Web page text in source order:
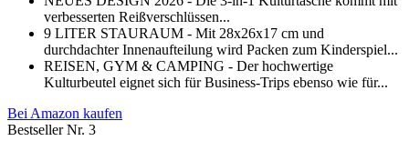
verbesserten Reißverschlüssen...
9 LITER STAURAUM - Mit 28x26x17 cm und
durchdachter Innenaufteilung wird Packen zum Kinderspiel...
REISEN, GYM & CAMPING - Der hochwertige
Kulturbeutel eignet sich für Business-Trips ebenso wie für...
Bei Amazon kaufen
Bestseller Nr. 3